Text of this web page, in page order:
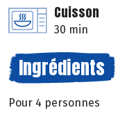
Cuisson
30 min
Ingrédients
Pour 4 personnes